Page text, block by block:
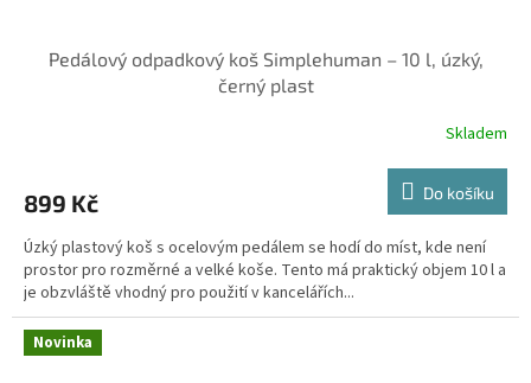
Pedálový odpadkový koš Simplehuman – 10 l, úzký,
černý plast
Skladem
899 Kč Do košíku
Úzký plastový koš s ocelovým pedálem se hodí do míst, kde není
prostor pro rozměrné a velké koše. Tento má praktický objem 10 l a
je obzvláště vhodný pro použití v kancelářích...
Novinka